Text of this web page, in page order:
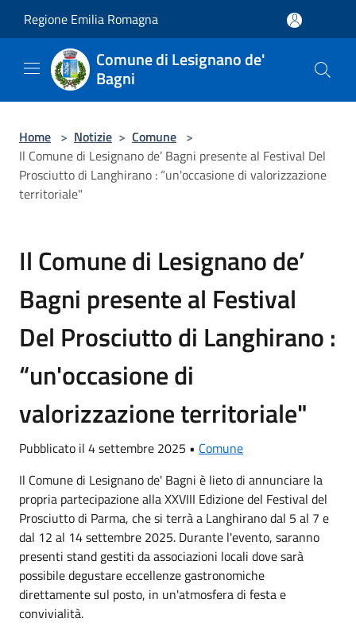
Regione Emilia Romagna
Comune di Lesignano de'
Bagni
Home > Notizie > Comune >
Il Comune di Lesignano de’ Bagni presente al Festival Del
Prosciutto di Langhirano : “un'occasione di valorizzazione
territoriale"
Il Comune di Lesignano de’
Bagni presente al Festival
Del Prosciutto di Langhirano :
“un'occasione di
valorizzazione territoriale"
Pubblicato il 4 settembre 2025 • Comune
Il Comune di Lesignano de' Bagni è lieto di annunciare la
propria partecipazione alla XXVIII Edizione del Festival del
Prosciutto di Parma, che si terrà a Langhirano dal 5 al 7 e
dal 12 al 14settembre 2025. Durante l'evento, saranno
presenti stand gestiti da associazioni locali dove sarà
possibile degustare eccellenze gastronomiche
direttamente sul posto, in un'atmosfera di festa e
convivialità.